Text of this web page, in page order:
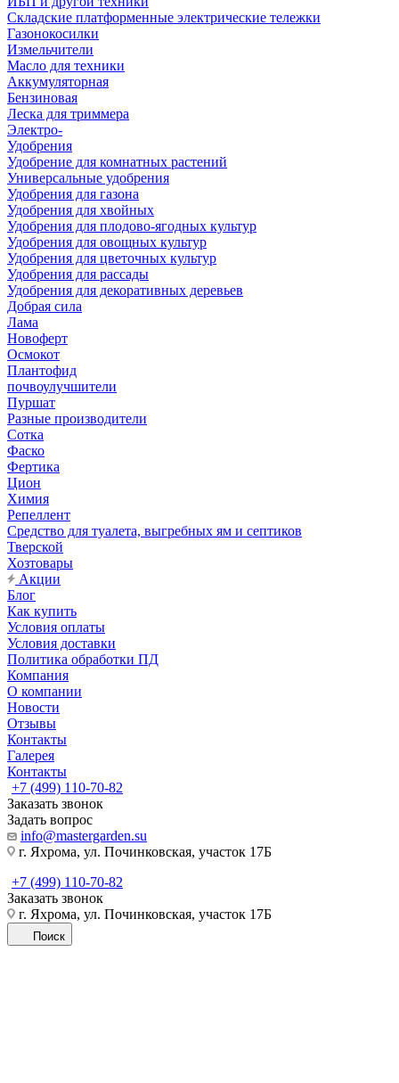
Складские платформенные электрические тележки
Газонокосилки
Измельчители
Масло для техники
Аккумуляторная
Бензиновая
Леска для триммера
Электро-
Удобрения
Удобрение для комнатных растений
Универсальные удобрения
Удобрения для газона
Удобрения для хвойных
Удобрения для плодово-ягодных культур
Удобрения для овощных культур
Удобрения для цветочных культур
Удобрения для рассады
Удобрения для декоративных деревьев
Добрая сила
Лама
Новоферт
Осмокот
Плантофид
почвоулучшители
Пуршат
Разные производители
Сотка
Фаско
Фертика
Цион
Химия
Репеллент
Средство для туалета, выгребных ям и септиков
Тверской
Хозтовары
Акции
Блог
Как купить
Условия оплаты
Условия доставки
Политика обработки ПД
Компания
О компании
Новости
Отзывы
Контакты
Галерея
Контакты
+7 (499) 110-70-82
Заказать звонок
Задать вопрос
info@mastergarden.su
г. Яхрома, ул. Починковская, участок 17Б
+7 (499) 110-70-82
Заказать звонок
г. Яхрома, ул. Починковская, участок 17Б
Поиск